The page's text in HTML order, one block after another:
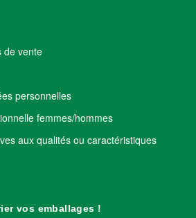
de vente
personnelles
femmes/hommes
aux qualités ou caractéristiques
vos emballages !